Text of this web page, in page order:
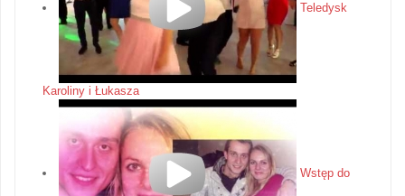
Teledysk
Karoliny i Łukasza
Wstęp do